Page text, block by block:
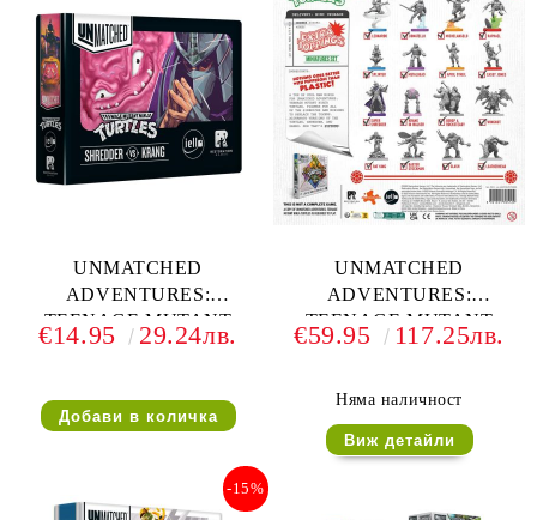
UNMATCHED
ADVENTURES:
TEENAGE MUTANT
NINJA TURTLES -
€14.95 29.24лв.
UNMATCHED
ADVENTURES:
TEENAGE MUTANT
NINJA TURTLES - EXTRA
MINIATURE PACK)
€59.95 117.25лв.
Няма наличност
Виж детайли
-15%